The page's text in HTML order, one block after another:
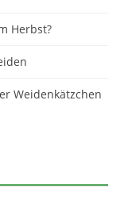
Herbst?
Weidenkätzchen